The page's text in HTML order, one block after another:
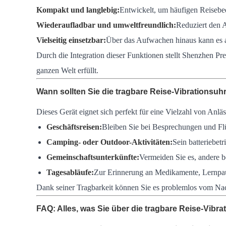
Kompakt und langlebig:Entwickelt, um häufigen
Wiederaufladbar und umweltfreundlich:Reduziert den
Vielseitig einsetzbar:Über das Aufwachen hinaus kann
Durch die Integration dieser Funktionen stellt Shenzhen
ganzen Welt erfüllt.
Wann sollten Sie die tragbare Reise-
Dieses Gerät eignet sich perfekt für eine Vielzahl von
Geschäftsreisen:Bleiben Sie bei Besprechungen und
Camping- oder Outdoor-Aktivitäten:Sein
Gemeinschaftsunterkünfte:Vermeiden Sie es, andere
Tagesabläufe:Zur Erinnerung an Medikamente,
Dank seiner Tragbarkeit können Sie es problemlos vom
FAQ: Alles, was Sie über die tragbare Reise-